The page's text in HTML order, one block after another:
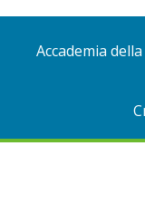
Accademia